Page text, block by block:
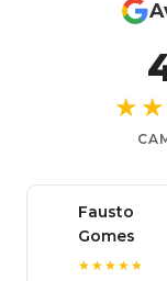
Fausto
Gomes
★★★★★